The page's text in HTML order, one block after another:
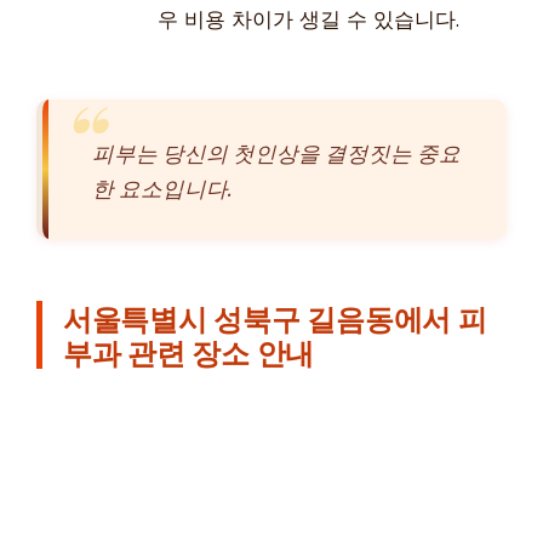
우 비용 차이가 생길 수 있습니다.
피부는 당신의 첫인상을 결정짓는 중요
한 요소입니다.
서울특별시 성북구 길음동에서 피
부과 관련 장소 안내